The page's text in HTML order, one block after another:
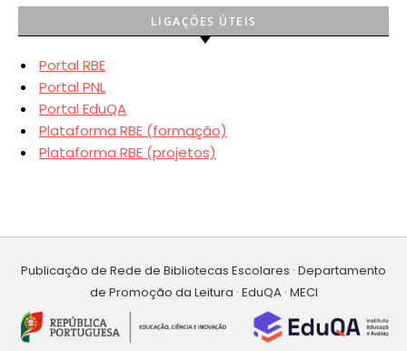
LIGAÇÕES ÚTEIS
Portal RBE
Portal PNL
Portal EduQA
Plataforma RBE (formação)
Plataforma RBE (projetos)
Publicação de Rede de Bibliotecas Escolares · Departamento
de Promoção da Leitura · EduQA · MECI